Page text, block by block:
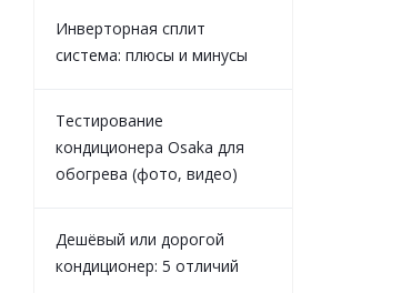
Инверторная сплит
система: плюсы и минусы
Тестирование
кондиционера Osaka для
обогрева (фото, видео)
Дешёвый или дорогой
кондиционер: 5 отличий